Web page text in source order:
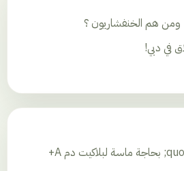
هم الخنفشاريون ؟
في دبي!
مستشفى &quot;رزق&quot; بحاجة ماسة لبلاكيت دم A+